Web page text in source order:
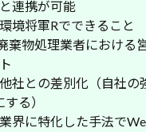
と連携が可能
環境将軍Rでできること
棄物処理業者における
他社との差別化（自社の
る）
業界に特化した手法で